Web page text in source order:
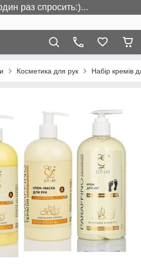
раз спросить:)...
Косметика для рук Набір кремів